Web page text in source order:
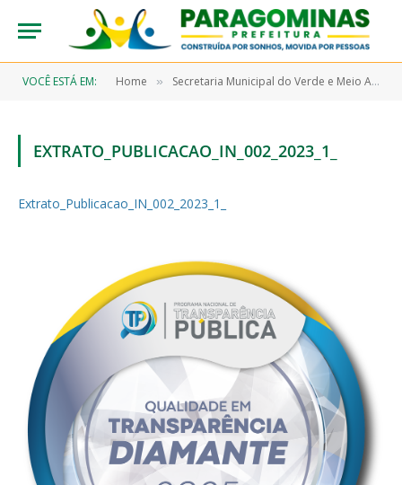
VOCÊ ESTÁ EM: Home » Secretaria Municipal do Verde e Meio Ambiente – SEMMA
EXTRATO_PUBLICACAO_IN_002_2023_1_
Extrato_Publicacao_IN_002_2023_1_